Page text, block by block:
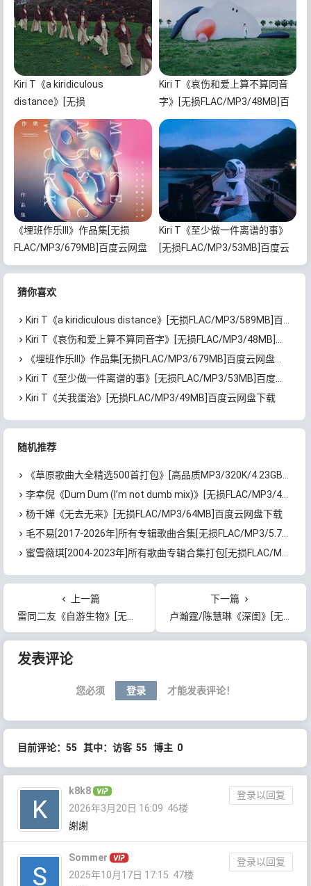
Kiri T《a kiridiculous
distance》[无损
FLAC/MP3/589MB]百度云网盘
下载
Kiri T《哀伤和爱上算不算同音
字》[无损FLAC/MP3/48MB]百
度云网盘下载
《埋班作乐III》作品集[无损
FLAC/MP3/679MB]百度云网盘
下载
Kiri T《至少做一件离谱的事》
[无损FLAC/MP3/53MB]百度云
网盘下载
猜你喜欢
Kiri T《a kiridiculous distance》[无损FLAC/MP3/589MB]百度云网盘下载
Kiri T《哀伤和爱上算不算同音字》[无损FLAC/MP3/48MB]百度云网盘下载
《埋班作乐III》作品集[无损FLAC/MP3/679MB]百度云网盘下载
Kiri T《至少做一件离谱的事》[无损FLAC/MP3/53MB]百度云网盘下载
Kiri T《关我蛋治》[无损FLAC/MP3/49MB]百度云网盘下载
随机推荐
《草原歌曲大全精选500首打包》[高品质MP3/320K/4.23GB]百度云网盘下载
李幸倪《Dum Dum (I’m not dumb mix)》[无损FLAC/MP3/47MB]百度云网盘下载
杨千嬅《无去无来》[无损FLAC/MP3/64MB]百度云网盘下载
毛不易[2017-2026年]所有专辑歌曲合集[无损FLAC/MP3/5.72GB]百度云网盘下载
蜜雪薇琪[2004-2023年]所有歌曲专辑合集打包[无损FLAC/MP3/1.93GB]百度云网盘下载
上一篇
雷同二友《自游生物》[无损FLAC/MP3/506MB]百度云网盘下载
下一篇
卢瀚霆/陈慧琳《深闺》[无损FLAC/MP3/64MB]百度云网盘下载
文章导航
发表评论
您必须 登录 才能发表评论！
目前评论：55 其中：访客 55 博主 0
k8k8
登录以回复
2026年3月20日 16:09 46楼
謝謝
Sommer
登录以回复
2025年10月17日 17:15 47楼